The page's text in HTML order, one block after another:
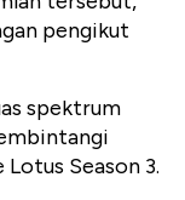
pengikut
spektrum
Season 3.